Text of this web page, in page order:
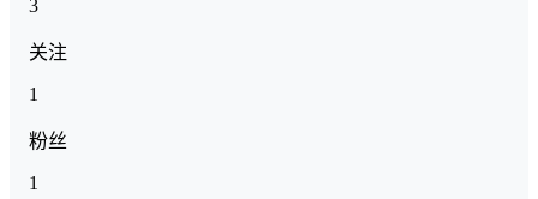
3
关注
1
粉丝
1